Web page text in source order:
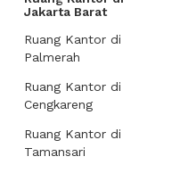
Jakarta Barat
Ruang Kantor di
Palmerah
Ruang Kantor di
Cengkareng
Ruang Kantor di
Tamansari